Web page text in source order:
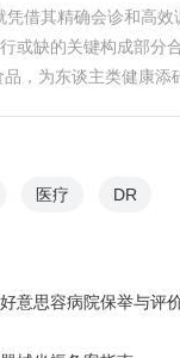
凭借其精确会诊和高
或缺的关键构成部分
，为东谈主类健康添
医疗 DR
意思容病院保举与评